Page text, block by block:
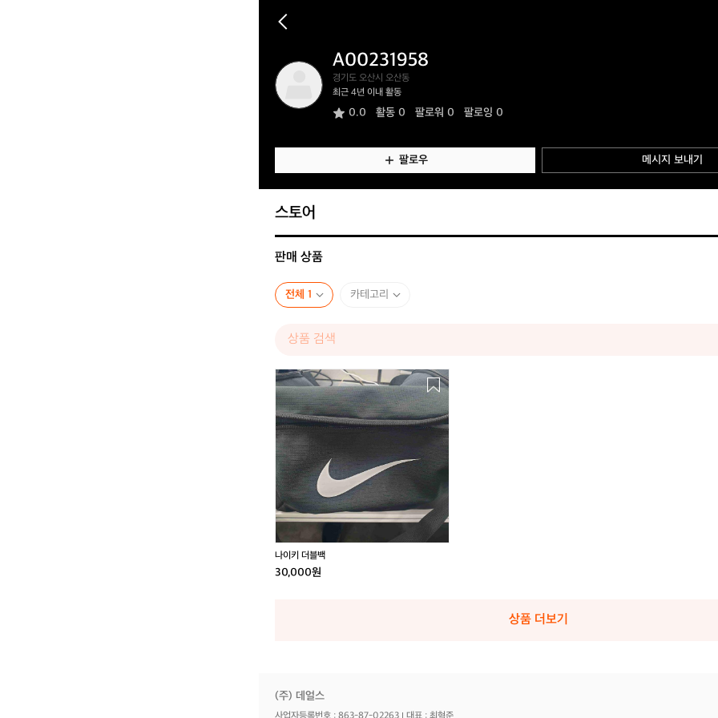
A
0
0
1
5
8
A00231958
경기도 오산시 오산동
최근 4년 이내 활동
0.0 활동 0 팔로워 0 팔로잉 0
팔로우 메시지 보내기
스토어
판매 상품
전체 1 카테고리
나
이
키
더
블
백
나이키 더블백
30,000원
상품 더보기
(주) 데얼스